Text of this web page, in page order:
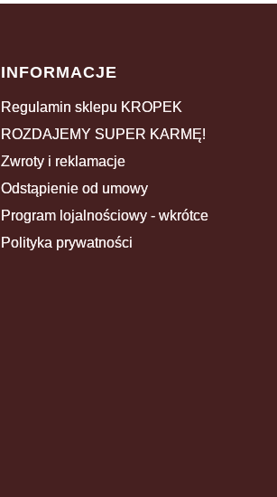
INFORMACJE
Regulamin sklepu KROPEK
ROZDAJEMY SUPER KARMĘ!
Zwroty i reklamacje
Odstąpienie od umowy
Program lojalnościowy - wkrótce
Polityka prywatności